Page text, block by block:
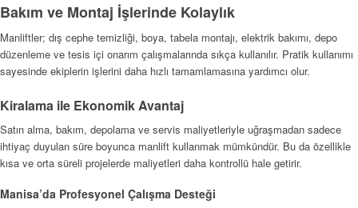
Bakım ve Montaj İşlerinde Kolaylık
Manliftler; dış cephe temizliği, boya, tabela montajı, elektrik bakımı, depo
düzenleme ve tesis içi onarım çalışmalarında sıkça kullanılır. Pratik kullanımı
sayesinde ekiplerin işlerini daha hızlı tamamlamasına yardımcı olur.
Kiralama ile Ekonomik Avantaj
Satın alma, bakım, depolama ve servis maliyetleriyle uğraşmadan sadece
ihtiyaç duyulan süre boyunca manlift kullanmak mümkündür. Bu da özellikle
kısa ve orta süreli projelerde maliyetleri daha kontrollü hale getirir.
Manisa’da Profesyonel Çalışma Desteği